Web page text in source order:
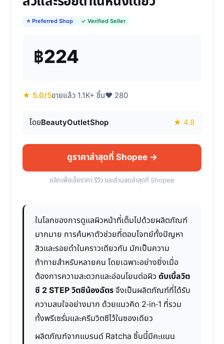
⭐ Preferred Shop ✓ Verified Seller
฿224
★ 5.0/5ขายแล้ว 1.1K+ ชิ้น♥ 280
โดยBeautyOutletShop ★ 4.8
ดูราคาล่าสุดที่ Shopee →
คลิกเพื่อเช็คราคา รีวิว และส่วนลดล่าสุดที่ Shopee
ในโลกของการดูแลผิวหน้าที่เต็มไปด้วยผลิตภัณฑ์
มากมาย การค้นหาตัวช่วยที่ตอบโจทย์ทั้งปัญหา
สิวและรอยดำในคราวเดียวกัน มักเป็นความ
ท้าทายสำหรับหลายคน โดยเฉพาะอย่างยิ่งเมื่อ
ต้องการความสะดวกและอ่อนโยนต่อผิว ดับเบิ้ลวิต
ซี 2 STEP วิตซีน้องฉัตรจึงเป็นผลิตภัณฑ์ที่ได้รับ
ความสนใจอย่างมาก ด้วยแนวคิด 2-in-1 ที่รวม
ทั้งพรีเซรั่มและครีมวิตซีไว้ในซองเดียว
ผลิตภัณฑ์จากแบรนด์ Ratcha ชิ้นนี้มีคะแนน